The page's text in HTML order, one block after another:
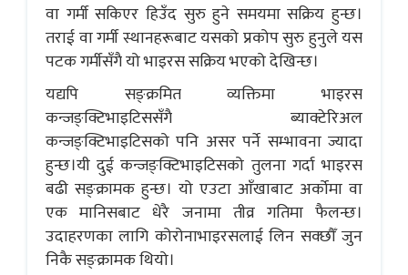
वा गर्मी सकिएर हिउँद सुरु हुने समयमा सक्रिय हुन्छ।
तराई वा गर्मी स्थानहरूबाट यसको प्रकोप सुरु हुनुले यस
पटक गर्मीसँगै यो भाइरस सक्रिय भएको देखिन्छ।
यद्यपि सङ्क्रमित व्यक्तिमा भाइरस
कन्जङ्क्टिभाइटिससँगै ब्याक्टेरिअल
कन्जङ्क्टिभाइटिसको पनि असर पर्ने सम्भावना ज्यादा
हुन्छ।यी दुई कन्जङ्क्टिभाइटिसको तुलना गर्दा भाइरस
बढी सङ्क्रामक हुन्छ। यो एउटा आँखाबाट अर्कोमा वा
एक मानिसबाट धेरै जनामा तीव्र गतिमा फैलन्छ।
उदाहरणका लागि कोरोनाभाइरसलाई लिन सक्छौँ जुन
निकै सङ्क्रामक थियो।